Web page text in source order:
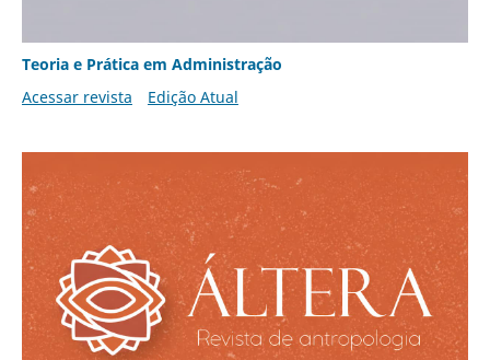
Teoria e Prática em Administração
Acessar revista
Edição Atual